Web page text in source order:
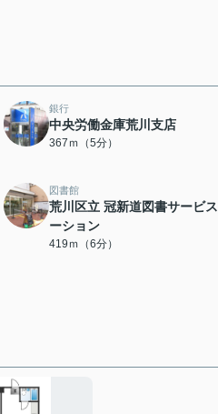
銀行
中央労働金庫荒川支店
367ｍ（5分）
図書館
荒川区立 冠新道図書サービ
ーション
419ｍ（6分）